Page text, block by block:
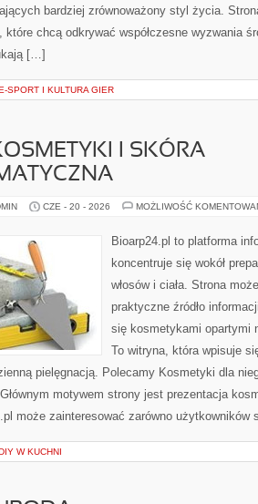
bardziej zrównoważony styl życia.
które chcą odkrywać współczesne wyzwania
[…]
SPORT I KULTURA GIER
I SKÓRA
CZE - 20 - 2026 MOŻLIWOŚĆ
Bioarp24.pl to platforma
koncentruje się wokół
włosów i ciała. Strona
praktyczne źródło
się kosmetykami opartymi
To witryna, która wpisuje
pielęgnacją. Polecamy Kosmetyki dla
motywem strony jest prezentacja
może zainteresować zarówno
W KUCHNI